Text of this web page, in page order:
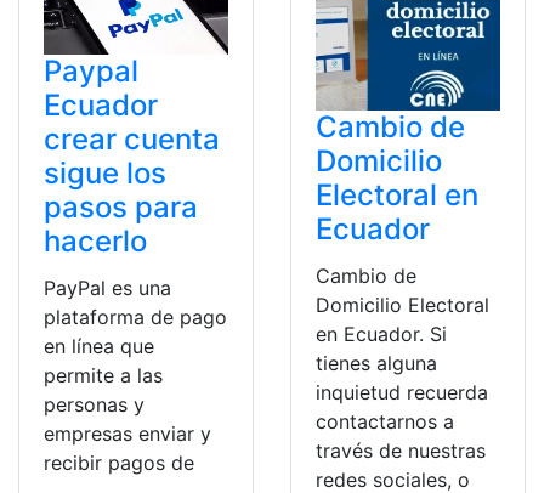
Paypal
Ecuador
crear cuenta
sigue los
pasos para
hacerlo
PayPal es una
plataforma de pago
en línea que
permite a las
personas y
empresas enviar y
recibir pagos de
Cambio de
Domicilio
Electoral en
Ecuador
Cambio de
Domicilio Electoral
en Ecuador. Si
tienes alguna
inquietud recuerda
contactarnos a
través de nuestras
redes sociales, o